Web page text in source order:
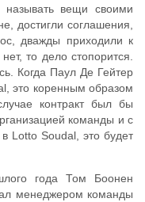
вещи своими
достигли соглашения,
дважды приходили к
то дело стопорится.
Когда Паул Де Гейтер
это коренным образом
контракт был бы
команды и с
Lotto Soudal, это будет
года Том Боонен
менеджером команды